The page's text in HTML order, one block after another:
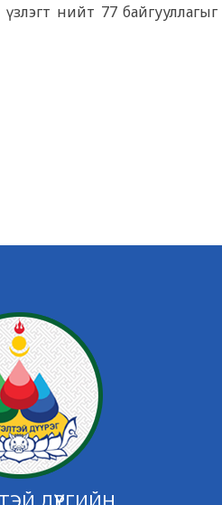
нийт 77 байгууллагыг